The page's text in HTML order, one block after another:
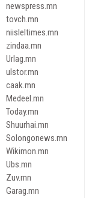
newspress.mn
tovch.mn
niisleltimes.mn
zindaa.mn
Urlag.mn
ulstor.mn
caak.mn
Medeel.mn
Today.mn
Shuurhai.mn
Solongonews.mn
Wikimon.mn
Ubs.mn
Zuv.mn
Garag.mn